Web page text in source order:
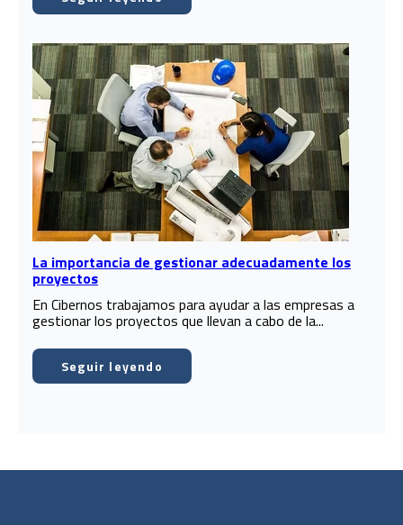
La importancia de gestionar adecuadamente los
proyectos
En Cibernos trabajamos para ayudar a las empresas a
gestionar los proyectos que llevan a cabo de la...
Seguir leyendo